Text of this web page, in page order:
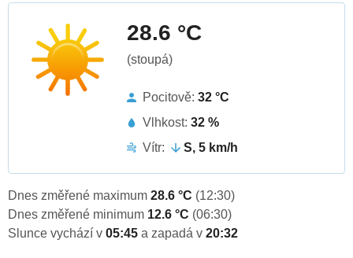
28.6 °C
(stoupá)
Pocitově: 32 °C
Vlhkost: 32 %
Vítr:
S, 5 km/h
Dnes změřené maximum 28.6 °C (12:30)
Dnes změřené minimum 12.6 °C (06:30)
Slunce vychází v 05:45 a zapadá v 20:32